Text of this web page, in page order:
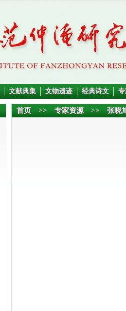
文献典集 文物遗迹 经典诗文
首页 >> 专家资源 >> 张晓